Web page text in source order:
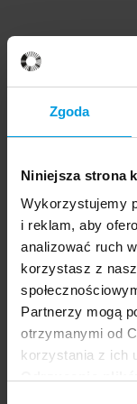
Zgoda
Niniejsza strona
Wykorzystujemy
i reklam, aby
analizować ruch
korzystasz z
Partnerzy mogą
otrzymanymi od
korzystania z ich